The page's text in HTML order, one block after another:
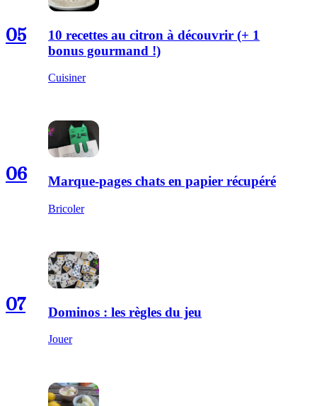
05
10 recettes au citron à découvrir (+ 1
bonus gourmand !)
Cuisiner
06 Marque-pages chats en papier récupéré
Bricoler
07 Dominos : les règles du jeu
Jouer